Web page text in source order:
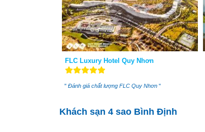
FLC Luxury Hotel Quy Nhơn
" Đánh giá chất lượng FLC Quy Nhơn "
Khách sạn 4 sao Bình Định